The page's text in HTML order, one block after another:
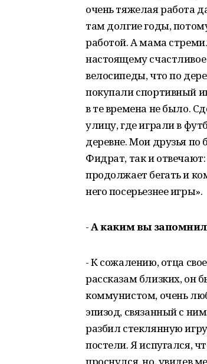
очень тяжелая работа
там долгие годы,
работой. А мама
настоящему
велосипеды, что по
покупали спортивный
в те времена не было.
улицу, где играли в
деревне. Мои друзья по
Фидрат, так и
продолжает бегать и
него посерьезнее игры».
-А каким вы
- К сожалению, отца
рассказам близких,
коммунистом, очень
эпизод, связанный с
разбил стеклянную
постели. Я испугался,